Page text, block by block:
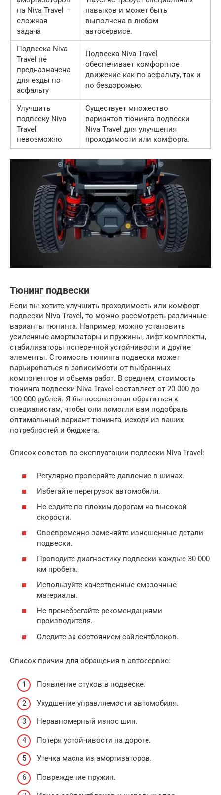
на Niva Travel –
сложная
задача
навыков и может быть
выполнена в любом
автосервисе.
Подвеска Niva
Travel не
предназначена
для езды по
асфальту
Подвеска Niva Travel
обеспечивает комфортное
движение как по асфальту, так и
по бездорожью.
Улучшить
подвеску Niva
Travel
невозможно
Существует множество
вариантов тюнинга подвески
Niva Travel для улучшения
проходимости или комфорта.
Тюнинг подвески
Если вы хотите улучшить проходимость или комфорт
подвески Niva Travel, то можно рассмотреть различные
варианты тюнинга. Например, можно установить
усиленные амортизаторы и пружины, лифт-комплекты,
стабилизаторы поперечной устойчивости и другие
элементы. Стоимость тюнинга подвески может
варьироваться в зависимости от выбранных
компонентов и объема работ. В среднем, стоимость
тюнинга подвески Niva Travel составляет от 20 000 до
100 000 рублей. Я бы посоветовал обратиться к
специалистам, чтобы они помогли вам подобрать
оптимальный вариант тюнинга, исходя из ваших
потребностей и бюджета.
Список советов по эксплуатации подвески Niva Travel:
Регулярно проверяйте давление в шинах.
Избегайте перегрузок автомобиля.
Не ездите по плохим дорогам на высокой
скорости.
Своевременно заменяйте изношенные детали
подвески.
Проводите диагностику подвески каждые 30 000
км пробега.
Используйте качественные смазочные
материалы.
Не пренебрегайте рекомендациями
производителя.
Следите за состоянием сайлентблоков.
Список причин для обращения в автосервис:
Появление стуков в подвеске.
Ухудшение управляемости автомобиля.
Неравномерный износ шин.
Потеря устойчивости на дороге.
Утечка масла из амортизаторов.
Повреждение пружин.